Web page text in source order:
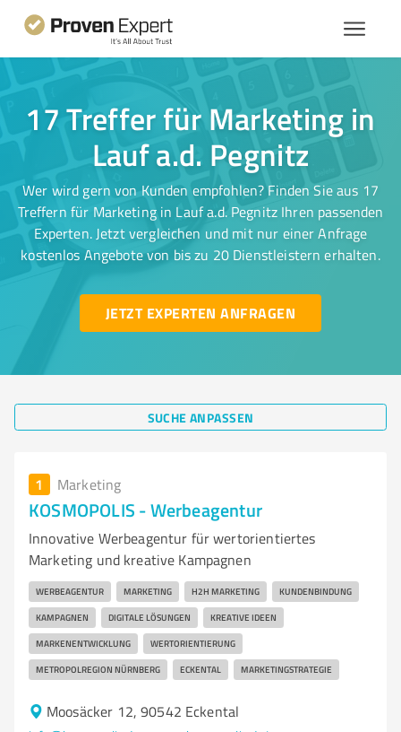
17 Treffer für Marketing in
Lauf a.d. Pegnitz
Wer wird gern von Kunden empfohlen? Finden Sie aus 17
Treffern für Marketing in Lauf a.d. Pegnitz Ihren passenden
Experten. Jetzt vergleichen und mit nur einer Anfrage
kostenlos Angebote von bis zu 20 Dienstleistern erhalten.
JETZT EXPERTEN ANFRAGEN
SUCHE ANPASSEN
1 Marketing
KOSMOPOLIS - Werbeagentur
Innovative Werbeagentur für wertorientiertes
Marketing und kreative Kampagnen
WERBEAGENTUR MARKETING H2H MARKETING KUNDENBINDUNG
KAMPAGNEN DIGITALE LÖSUNGEN KREATIVE IDEEN
MARKENENTWICKLUNG WERTORIENTIERUNG
METROPOLREGION NÜRNBERG ECKENTAL MARKETINGSTRATEGIE
Moosäcker 12, 90542 Eckental